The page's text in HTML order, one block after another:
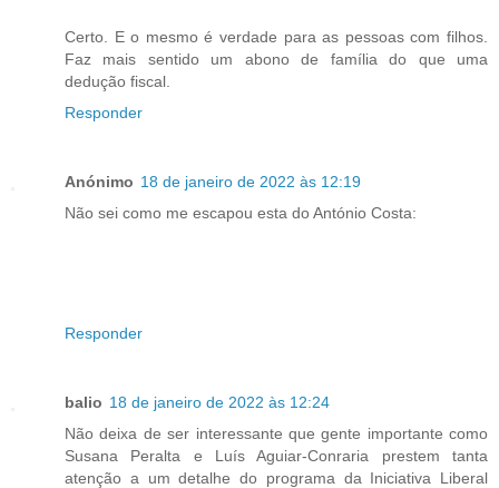
Certo. E o mesmo é verdade para as pessoas com filhos.
Faz mais sentido um abono de família do que uma
dedução fiscal.
Responder
Anónimo 18 de janeiro de 2022 às 12:19
Não sei como me escapou esta do António Costa:
Responder
balio 18 de janeiro de 2022 às 12:24
Não deixa de ser interessante que gente importante como
Susana Peralta e Luís Aguiar-Conraria prestem tanta
atenção a um detalhe do programa da Iniciativa Liberal